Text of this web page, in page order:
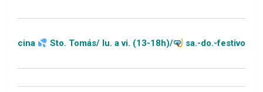
Sto. Tomás/ lu. a vi. (13-18h)/ sa.-do.-festivos (11-20h)